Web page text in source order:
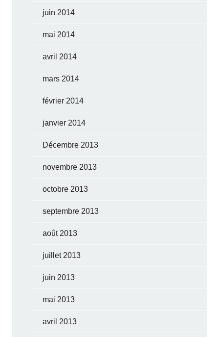
juin 2014
mai 2014
avril 2014
mars 2014
février 2014
janvier 2014
Décembre 2013
novembre 2013
octobre 2013
septembre 2013
août 2013
juillet 2013
juin 2013
mai 2013
avril 2013